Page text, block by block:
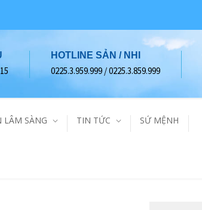
HOTLINE SẢN / NHI
0225.3.959.999 / 0225.3.859.999
LÂM SÀNG TIN TỨC SỨ MỆNH